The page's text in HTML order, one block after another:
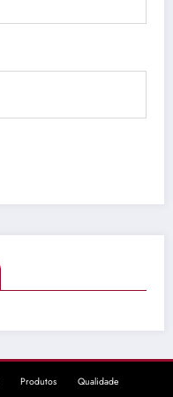
Produtos Qualidade